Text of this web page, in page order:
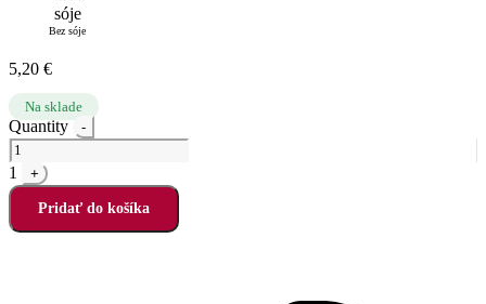
Bez sóje
5,20 €
Na sklade
Quantity -
1 +
Pridať do košíka